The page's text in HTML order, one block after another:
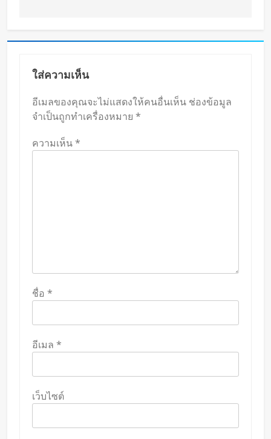
ใส่ความเห็น
อีเมลของคุณจะไม่แสดงให้คนอื่นเห็น ช่องข้อมูล
จำเป็นถูกทำเครื่องหมาย *
ความเห็น*
ชื่อ *
อีเมล *
เว็บไซต์